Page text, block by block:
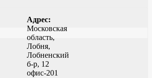
Адрес:
Московская
область,
Лобня,
Лобненский
б-р, 12
офис-201